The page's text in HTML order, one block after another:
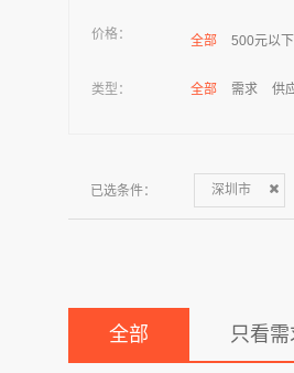
价格： 全部 500元以下
类型： 全部 需求 供
已选条件： 深圳市
全部 只看